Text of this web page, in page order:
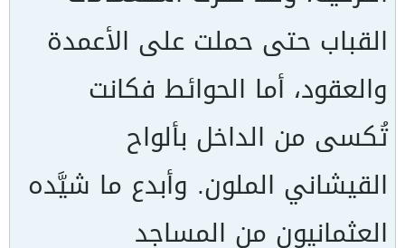
القباب حتى حملت على الأعمدة
والعقود، أما الحوائط فكانت
تُكسى من الداخل بألواح
القيشاني الملون. وأبدع ما شيَّده
العثمانيون من المساجد